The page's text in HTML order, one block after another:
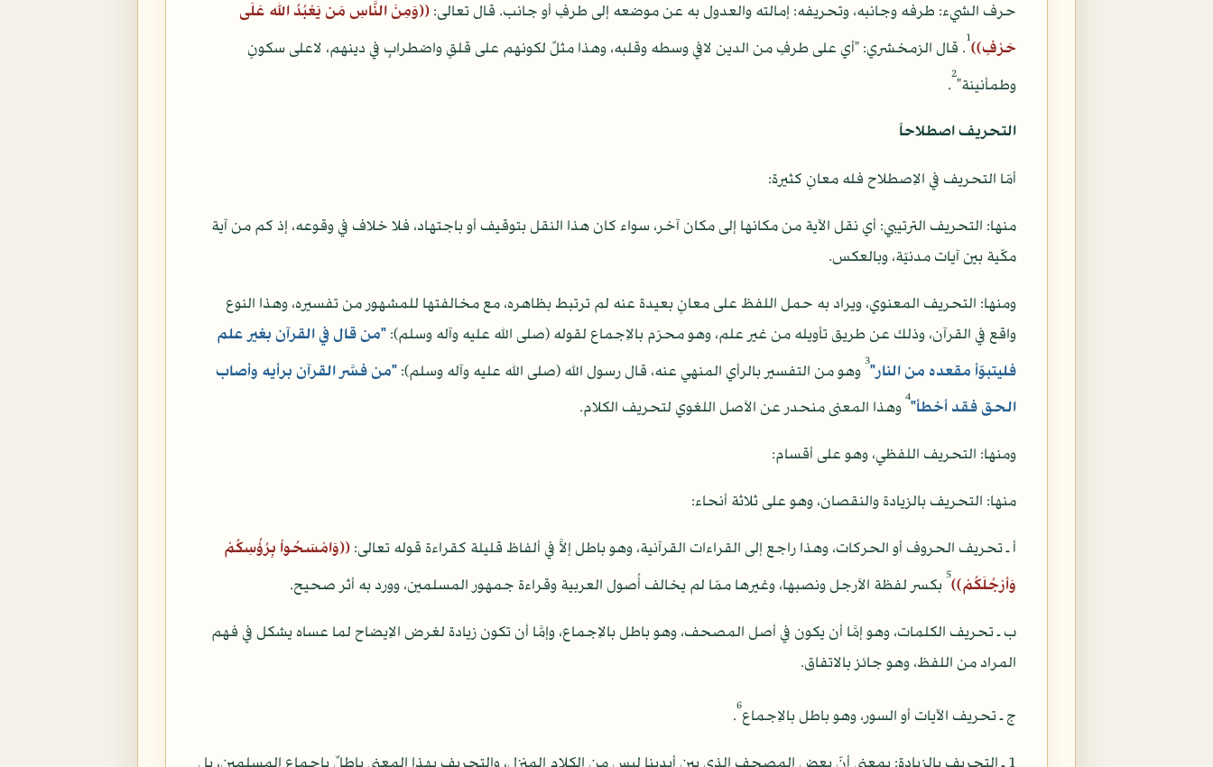
حرف الشيء: طرفه وجانبه، وتحريفه: إمالته والعدول به عن موضعه إلى طرفٍ أو جانب. قال تعالى: ((وَمِنَ النَّاسِ مَن يَعْبُدُ الله عَلَى
حَرْفٍ))1. قال الزمخشري: "أي على طرفٍ من الدين لافي وسطه وقلبه، وهذا مثلٌ لكونهم على قلقٍ واضطرابٍ في دينهم، لاعلى سكونٍ
وطمأنينة"2
.
التحريف اصطلاحاً
أمّا التحريف في الاِصطلاح فله معانٍ كثيرة:
منها: التحريف الترتيبي: أي نقل الآية من مكانها إلى مكان آخر، سواء كان هذا النقل بتوقيف أو باجتهاد، فلا خلاف في وقوعه، إذ كم من آية
مكّية بين آيات مدنيّة، وبالعكس.
ومنها: التحريف المعنوي، ويراد به حمل اللفظ على معانٍ بعيدة عنه لم ترتبط بظاهره، مع مخالفتها للمشهور من تفسيره، وهذا النوع
واقع في القرآن، وذلك عن طريق تأويله من غير علم، وهو محرّم بالاِجماع لقوله (صلى الله عليه وآله وسلم): "من قال في القرآن بغير علم
فليتبوّأ مقعده من النار"3 وهو من التفسير بالرأي المنهي عنه، قال رسول الله (صلى الله عليه وآله وسلم): "من فسَّر القرآن برأيه وأصاب
الحق فقد أخطأ"4 وهذا المعنى منحدر عن الاَصل اللغوي لتحريف الكلام.
ومنها: التحريف اللفظي، وهو على أقسام:
منها: التحريف بالزيادة والنقصان، وهو على ثلاثة أنحاء:
أ ـ تحريف الحروف أو الحركات، وهذا راجع إلى القراءات القرآنية، وهو باطل إلاَّ في ألفاظ قليلة كقراءة قوله تعالى: ((وَامْسَحُواْ بِرُؤُسِكُمْ
وَأرْجُلَكُمْ))5 بكسر لفظة الاَرجل ونصبها، وغيرها ممّا لم يخالف أُصول العربية وقراءة جمهور المسلمين، وورد به أثر صحيح.
ب ـ تحريف الكلمات، وهو إمَّا أن يكون في أصل المصحف، وهو باطل بالاِجماع، وإمَّا أن تكون زيادة لغرض الاِيضاح لما عساه يشكل في فهم
المراد من اللفظ، وهو جائز بالاتفاق.
ج ـ تحريف الآيات أو السور، وهو باطل بالاِجماع6
.